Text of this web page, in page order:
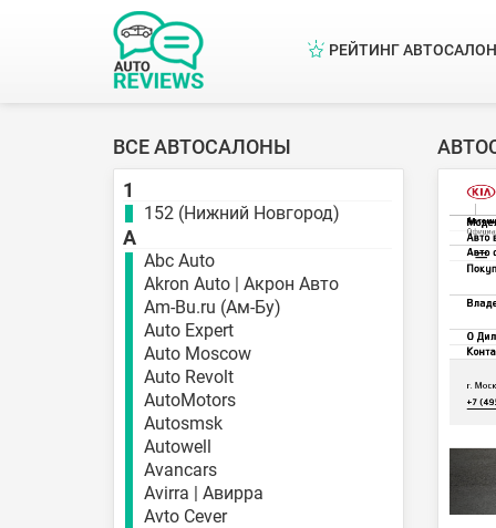
РЕЙТИНГ
ВСЕ АВТОСАЛОНЫ
1
152 (Нижний Новгород)
A
Abc Auto
Akron Auto | Акрон Авто
Am-Bu.ru (Ам-Бу)
Auto Expert
Auto Moscow
Auto Revolt
AutoMotors
Autosmsk
Autowell
Avancars
Avirra | Авирра
Avto Cever